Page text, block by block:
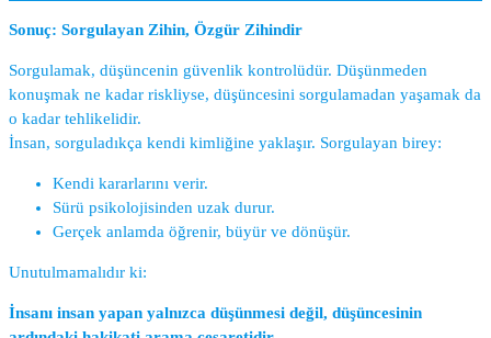
Sonuç: Sorgulayan Zihin, Özgür Zihindir
Sorgulamak, düşüncenin güvenlik kontrolüdür. Düşünmeden
konuşmak ne kadar riskliyse, düşüncesini sorgulamadan yaşamak da
o kadar tehlikelidir.
İnsan, sorguladıkça kendi kimliğine yaklaşır. Sorgulayan birey:
Kendi kararlarını verir.
Sürü psikolojisinden uzak durur.
Gerçek anlamda öğrenir, büyür ve dönüşür.
Unutulmamalıdır ki:
İnsanı insan yapan yalnızca düşünmesi değil, düşüncesinin